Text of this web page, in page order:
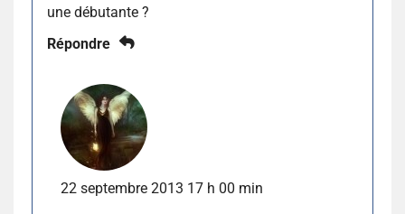
une débutante ?
Répondre
22 septembre 2013 17 h 00 min